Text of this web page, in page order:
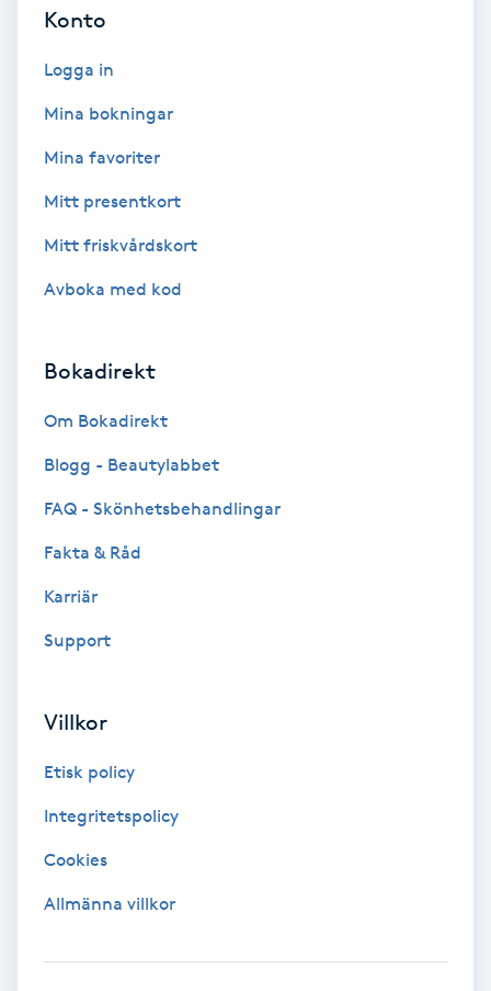
Hypnos
Hårbottenbehandling
Hårförlängning
IPL hårborttagning
Katun fransar
Kemisk peeling
Konto
Logga in
Mina bokningar
Mina favoriter
Mitt presentkort
Mitt friskvårdskort
Avboka med kod
Bokadirekt
Om Bokadirekt
Blogg - Beautylabbet
FAQ - Skönhetsbehandlingar
Fakta & Råd
Karriär
Support
Villkor
Etisk policy
Integritetspolicy
Cookies
Allmänna villkor